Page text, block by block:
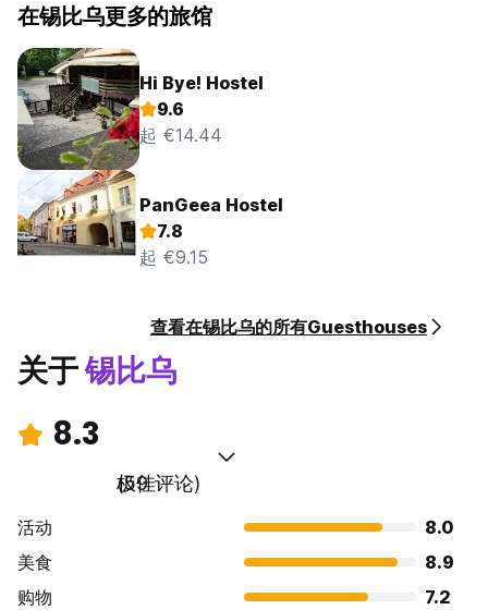
在锡比乌更多的旅馆
Hi Bye! Hostel
9.6
起 €14.44
PanGeea Hostel
7.8
起 €9.15
查看在锡比乌的所有Guesthouses
关于锡比乌
8.3
极佳
(59 评论)
活动
8.0
美食
8.9
购物
7.2